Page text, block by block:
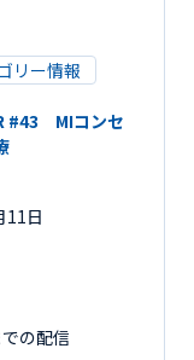
リー情報
#43 MIコンセ
11日
の配信